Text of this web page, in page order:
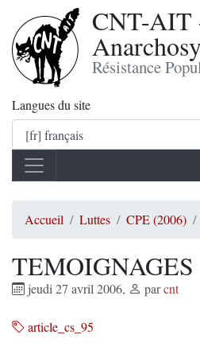
CNT-AIT
Résistance
Langues du site
Accueil Luttes CPE (2006)
TEMOIGNAGES
jeudi 27 avril 2006, parcnt
article_cs_95